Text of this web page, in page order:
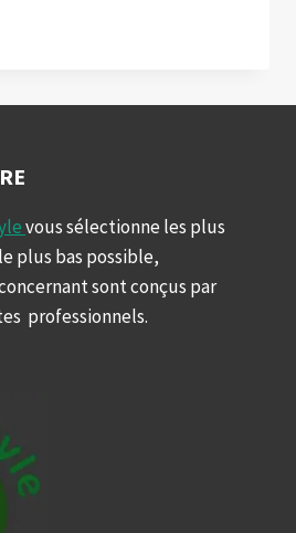
vous sélectionne les plus
plus bas possible,
sont conçus par
professionnels.